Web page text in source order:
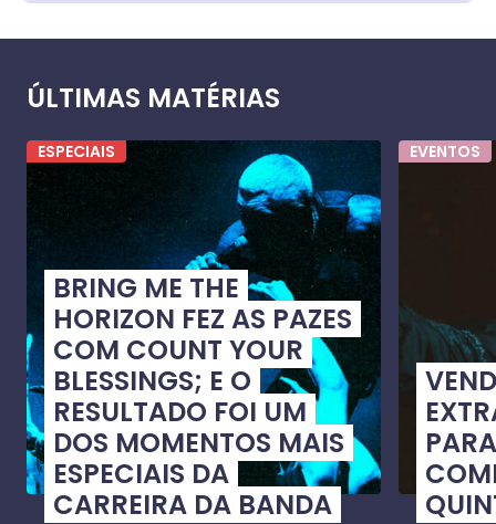
ÚLTIMAS MATÉRIAS
ESPECIAIS
BRING ME THE
HORIZON FEZ AS PAZES
COM COUNT YOUR
BLESSINGS; E O
RESULTADO FOI UM
DOS MOMENTOS MAIS
ESPECIAIS DA
CARREIRA DA BANDA
EVENTOS